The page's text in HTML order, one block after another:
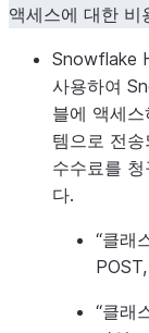
액세스에 대한 비
Snowflake
사용하여
블에 액세
템으로 전
수수료를
다.
“클래
“클래